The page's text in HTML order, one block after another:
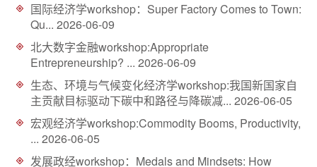
国际经济学workshop：Super Factory Comes to Town:
Qu... 2026-06-09
北大数字金融workshop:Appropriate
Entrepreneurship? ... 2026-06-09
生态、环境与气候变化经济学workshop:我国新国家自
主贡献目标驱动下碳中和路径与降碳减... 2026-06-05
宏观经济学workshop:Commodity Booms, Productivity,
... 2026-06-05
发展政经workshop：Medals and Mindsets: How